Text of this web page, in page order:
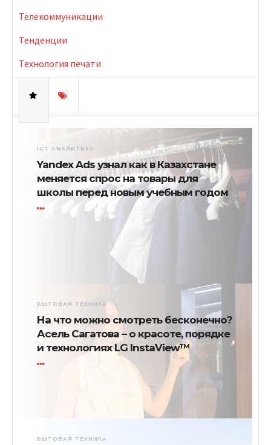
Телекоммуникации
Тенденции
Технология печати
ICT АНАЛИТИКА
Yandex Ads узнал как в Казахстане
меняется спрос на товары для
школы перед новым учебным годом
БЫТОВАЯ ТЕХНИКА
На что можно смотреть бесконечно?
Асель Сагатова – о красоте, порядке
и технологиях LG InstaView™
БЫТОВАЯ ТЕХНИКА